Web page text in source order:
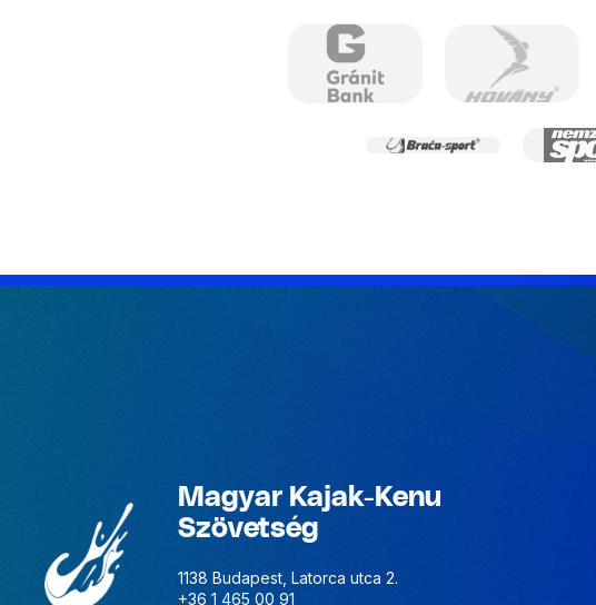
Magyar Kajak-Kenu
Szövetség
1138 Budapest, Latorca utca 2.
+36 1 465 00 91